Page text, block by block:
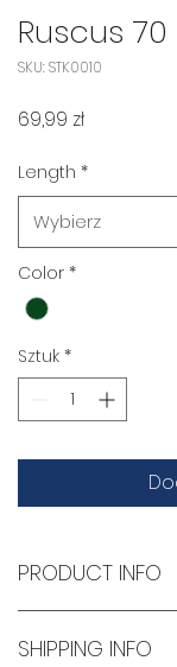
Ruscus
SKU: STK0010
69,99 złCena
Length *
Wybierz
Color *
Sztuk *
PRODUCT INFO
50 stems bunch.
SHIPPING INFO